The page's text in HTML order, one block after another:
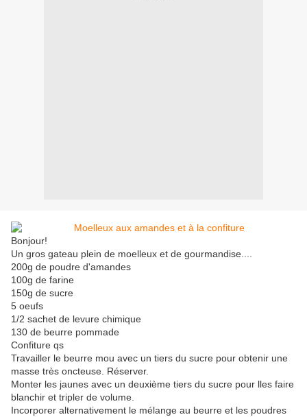
Bonjour!
Un gros gateau plein de moelleux et de gourmandise....
200g de poudre d'amandes
100g de farine
150g de sucre
5 oeufs
1/2 sachet de levure chimique
130 de beurre pommade
Confiture qs
Travailler le beurre mou avec un tiers du sucre pour obtenir une
masse très oncteuse. Réserver.
Monter les jaunes avec un deuxième tiers du sucre pour lles faire
blanchir et tripler de volume.
Incorporer alternativement le mélange au beurre et les poudres